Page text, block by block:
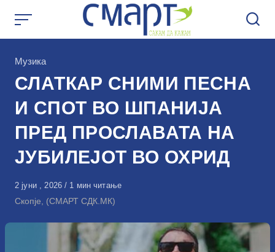
КАтегорија
Музика
СЛАТКАР СНИМИ ПЕСНА
И СПОТ ВО ШПАНИЈА
ПРЕД ПРОСЛАВАТА НА
ЈУБИЛЕЈОТ ВО ОХРИД
Објавено
на
2 јуни , 2026 1 мин читање
Скопје, (СМАРТ СДК.МК)